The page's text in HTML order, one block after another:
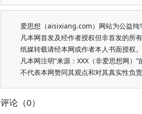
爱思想（aisixiang.com）网站为公益纯
凡本网首发及经作者授权但非首发的所
纸媒转载请经本网或作者本人书面授权。
凡本网注明“来源：XXX（非爱思想网
不代表本网赞同其观点和对其真实性负
评论（0）